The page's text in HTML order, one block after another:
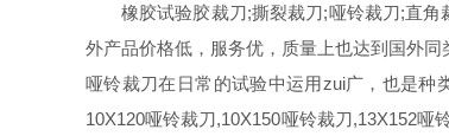
橡胶试验胶裁刀;撕裂裁刀;哑铃裁刀;直
外产品价格低，服务优，质量上也达到国外
哑铃裁刀在日常的试验中运用zui广，也是种
10X120哑铃裁刀,10X150哑铃裁刀,13X152